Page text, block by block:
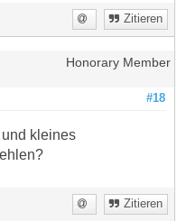
Zitieren
Honorary Member
#18
kleines
Zitieren